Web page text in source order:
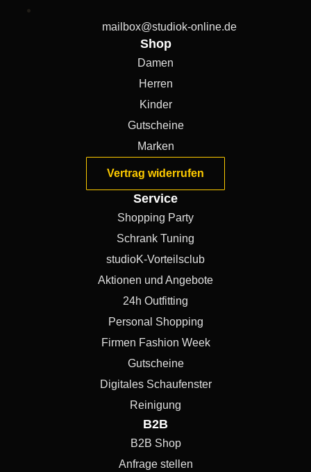
mailbox@studiok-online.de
Shop
Damen
Herren
Kinder
Gutscheine
Marken
Vertrag widerrufen
Service
Shopping Party
Schrank Tuning
studioK-Vorteilsclub
Aktionen und Angebote
24h Outfitting
Personal Shopping
Firmen Fashion Week
Gutscheine
Digitales Schaufenster
Reinigung
B2B
B2B Shop
Anfrage stellen